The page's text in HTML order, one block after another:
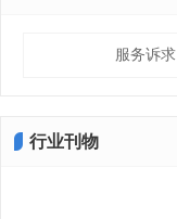
服务诉求
行业刊物